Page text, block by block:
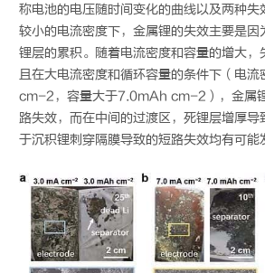
称电池的电压随时间变化的曲线以及两种失
较小的电流密度下，金属锂的失效主要是因
锂层的累积。随着电流密度和容量的增大，
且在大电流密度和循环容量的条件下（电
cm-2，容量大于7.0mAh cm-2），金属
路失效，而在中间的过渡区，死锂层增厚导
于沉积锂刺穿隔膜导致的短路失效均有可能